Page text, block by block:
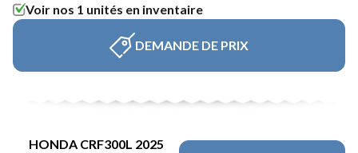
Voir nos 1 unités en inventaire
DEMANDE DE PRIX
HONDA CRF300L 2025